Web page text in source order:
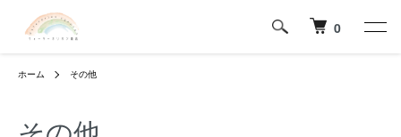
0
ホーム その他